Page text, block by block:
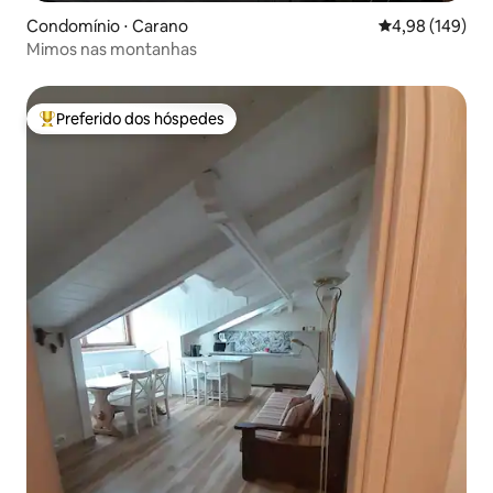
Condomínio ⋅ Carano 4,98 de uma
4,98 (149)
Mimos nas montanhas
Entre os melhores preferidos dos hóspedes
Preferido dos hóspedes